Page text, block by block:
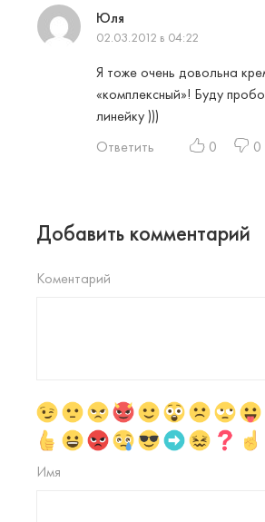
Юля
02.03.2012 в 04:22
Я тоже очень довольна
«комплексный»! Буду
линейку )))
Ответить
0 0
Добавить комментарий
Коментарий
Имя